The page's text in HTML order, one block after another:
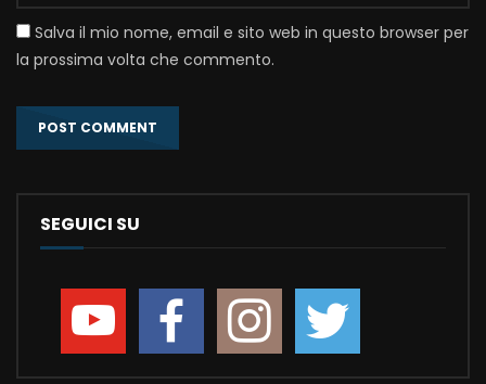
Salva il mio nome, email e sito web in questo browser per
la prossima volta che commento.
SEGUICI SU